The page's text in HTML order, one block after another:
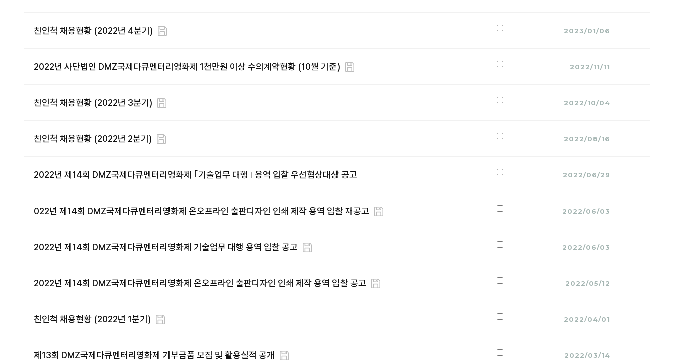
친인척 채용현황 (2022년 4분기) 2023/01/06
2022년 사단법인 DMZ국제다큐멘터리영화제 1천만원 이상 수의계약현황 (10월 기준) 2022/11/11
친인척 채용현황 (2022년 3분기) 2022/10/04
친인척 채용현황 (2022년 2분기) 2022/08/16
2022년 제14회 DMZ국제다큐멘터리영화제 ｢기술업무 대행｣ 용역 입찰 우선협상대상 공고 2022/06/29
022년 제14회 DMZ국제다큐멘터리영화제 온오프라인 출판디자인 인쇄 제작 용역 입찰 재공고 2022/06/03
2022년 제14회 DMZ국제다큐멘터리영화제 기술업무 대행 용역 입찰 공고 2022/06/03
2022년 제14회 DMZ국제다큐멘터리영화제 온오프라인 출판디자인 인쇄 제작 용역 입찰 공고 2022/05/12
친인척 채용현황 (2022년 1분기) 2022/04/01
제13회 DMZ국제다큐멘터리영화제 기부금품 모집 및 활용실적 공개 2022/03/14